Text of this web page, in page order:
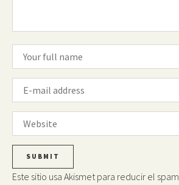
Este sitio usa Akismet para reducir el spam.